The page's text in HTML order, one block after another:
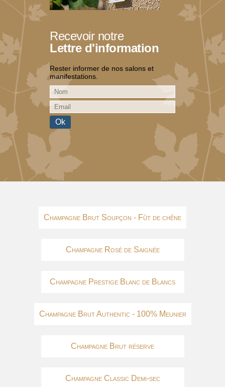
Recevoir notre
Lettre d'information
Rester informer de nos salons et
manifestations.
Champagne Brut Soupçon - Fût de chêne
Champagne Rosé de Saignée
Champagne Prestige Blanc de Blancs
Champagne Brut Authentic - 100% Meunier
Champagne Brut réserve
Champagne Classic Demi-sec